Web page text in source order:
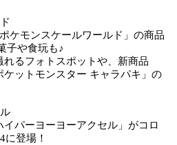
ケモンスケールワールド」の商品
子や食玩も♪
るフォトスポットや、新商品
ケットモンスター キャラパキ」の
パーヨーヨーアクセル」がコロ
に登場！